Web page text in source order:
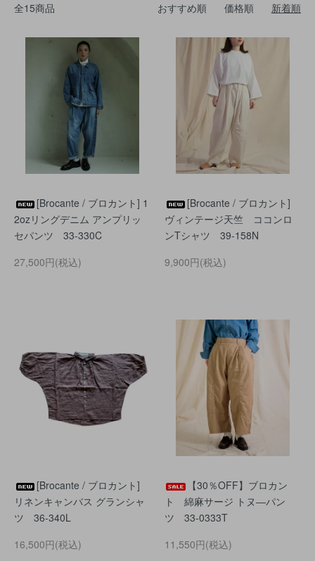
全15商品 おすすめ順 価格順 新着順
[Brocante / ブロカント] 1
2ozリングデニム アンプリッ
セパンツ 33-330C
27,500円(税込)
[Brocante / ブロカント]
ヴィンテージ天竺 ココンロ
ンTシャツ 39-158N
9,900円(税込)
[Brocante / ブロカント]
リネンキャンバス グランシャ
ツ 36-340L
16,500円(税込)
【30％OFF】ブロカン
ト 綿麻サージ トヌ―パン
ツ 33-0333T
11,550円(税込)